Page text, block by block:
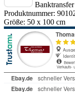
Produktnummer:
Größe: 50 x 100 cm